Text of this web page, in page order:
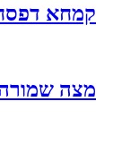
קמחא
מצה